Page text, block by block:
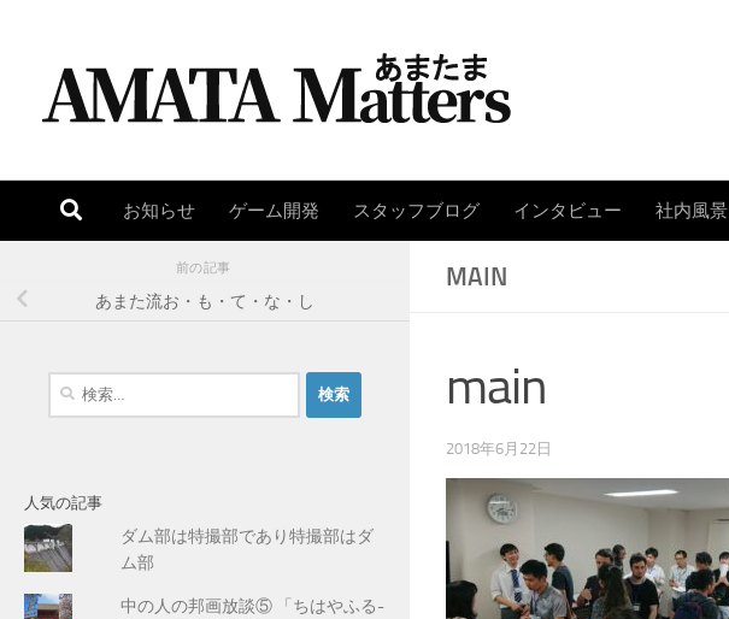
お知らせ ゲーム開発 スタッフブログ インタビュー 社内風景
MAIN
main
2018年6月22日
前の記事
あまた流お・も・て・な・し
人気の記事
ダム部は特撮部であり特撮部はダ
ム部
中の人の邦画放談⑤ 「ちはやふる-